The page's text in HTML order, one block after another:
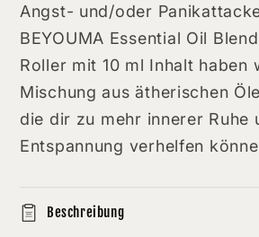
Angst- und/oder
BEYOUMA Essential Oil
Roller mit 10 ml Inhalt haben
Mischung aus ätherischen
die dir zu mehr innerer Ruhe
Entspannung verhelfen
Beschreibung